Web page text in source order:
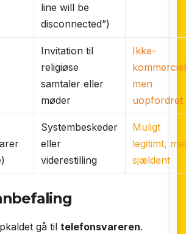
line will be
disconnected”)
Invitation til
religiøse
samtaler eller
møder
Ikke-
men
uopfordret
Systembeskeder
eller
viderestilling
Muligt
legitimt,
sjældent
gå til telefonsvareren.